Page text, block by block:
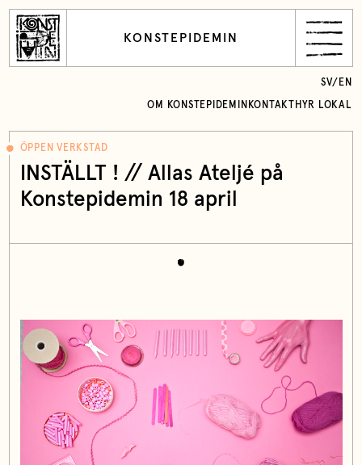
KONSTEPIDEMIN
OM KONSTEPIDEMIN KONTAKT HYR LOKAL
SV/ EN
ÖPPEN VERKSTAD
INSTÄLLT ! // Allas Ateljé på
Konstepidemin 18 april